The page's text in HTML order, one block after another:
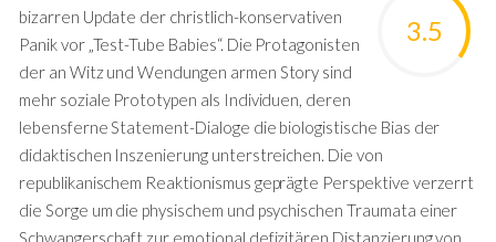
3.5
bizarren Update der christlich-konservativen
Panik vor „Test-Tube Babies“. Die Protagonisten
der an Witz und Wendungen armen Story sind
mehr soziale Prototypen als Individuen, deren
lebensferne Statement-Dialoge die biologistische Bias der
didaktischen Inszenierung unterstreichen. Die von
republikanischem Reaktionismus geprägte Perspektive verzerrt
die Sorge um die physischem und psychischen Traumata einer
Schwangerschaft zur emotional defizitären Distanzierung von